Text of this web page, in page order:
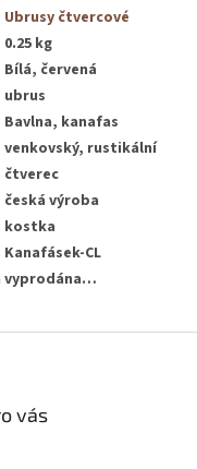
Ubrusy čtvercové
0.25 kg
Bílá, červená
ubrus
Bavlna, kanafas
venkovský, rustikální
čtverec
česká výroba
kostka
Kanafásek-CL
vyprodána…
vás